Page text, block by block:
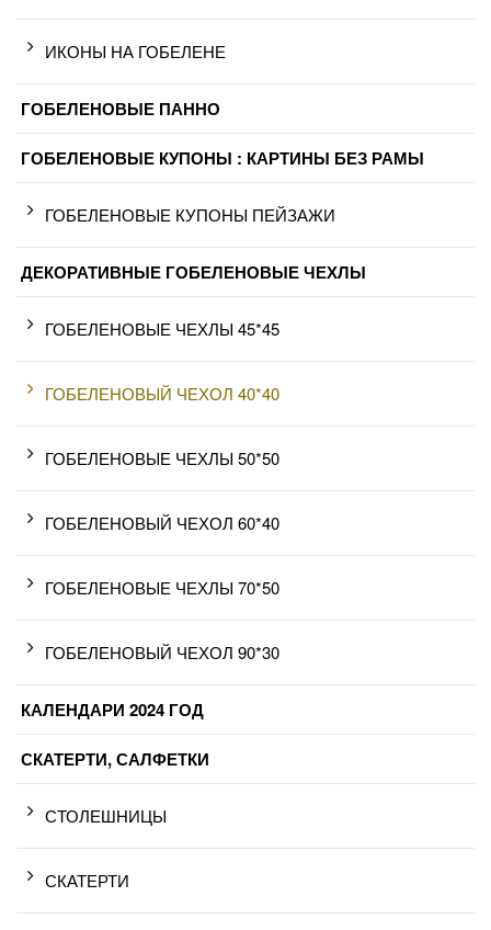
ИКОНЫ НА ГОБЕЛЕНЕ
ГОБЕЛЕНОВЫЕ ПАННО
ГОБЕЛЕНОВЫЕ КУПОНЫ : КАРТИНЫ БЕЗ РАМЫ
ГОБЕЛЕНОВЫЕ КУПОНЫ ПЕЙЗАЖИ
ДЕКОРАТИВНЫЕ ГОБЕЛЕНОВЫЕ ЧЕХЛЫ
ГОБЕЛЕНОВЫЕ ЧЕХЛЫ 45*45
ГОБЕЛЕНОВЫЙ ЧЕХОЛ 40*40
ГОБЕЛЕНОВЫЕ ЧЕХЛЫ 50*50
ГОБЕЛЕНОВЫЙ ЧЕХОЛ 60*40
ГОБЕЛЕНОВЫЕ ЧЕХЛЫ 70*50
ГОБЕЛЕНОВЫЙ ЧЕХОЛ 90*30
КАЛЕНДАРИ 2024 ГОД
СКАТЕРТИ, САЛФЕТКИ
СТОЛЕШНИЦЫ
СКАТЕРТИ